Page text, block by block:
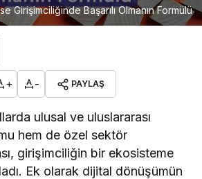
Girişimciliğinde Başarılı Olmanın Formülü
+ - PAYLAŞ
ulusal ve uluslararası
hem de özel sektör
girişimciliğin bir ekosisteme
Ek olarak dijital dönüşümün